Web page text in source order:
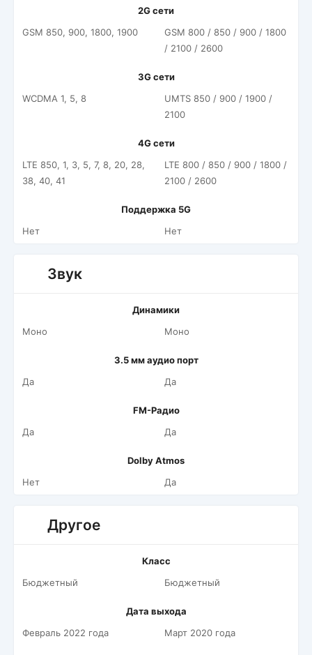
2G сети
GSM 850, 900, 1800, 1900
GSM 800 / 850 / 900 / 1800
/ 2100 / 2600
3G сети
WCDMA 1, 5, 8
UMTS 850 / 900 / 1900 /
2100
4G сети
LTE 850, 1, 3, 5, 7, 8, 20, 28,
38, 40, 41
LTE 800 / 850 / 900 / 1800 /
2100 / 2600
Поддержка 5G
Нет
Нет
Звук
Динамики
Моно
Моно
3.5 мм аудио порт
Да
Да
FM-Радио
Да
Да
Dolby Atmos
Нет
Да
Другое
Класс
Бюджетный
Бюджетный
Дата выхода
Февраль 2022 года
Март 2020 года